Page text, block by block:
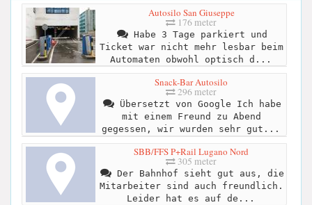
Autosilo San Giuseppe
176 meter
Habe 3 Tage parkiert und
Ticket war nicht mehr lesbar beim
Automaten obwohl optisch d...
Snack-Bar Autosilo
296 meter
Übersetzt von Google Ich habe
mit einem Freund zu Abend
gegessen, wir wurden sehr gut...
SBB/FFS P+Rail Lugano Nord
305 meter
Der Bahnhof sieht gut aus, die
Mitarbeiter sind auch freundlich.
Leider hat es auf de...